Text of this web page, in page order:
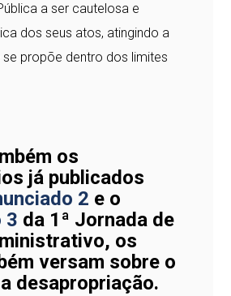
a ser cautelosa e
dos seus atos, atingindo a
se propõe dentro dos limites
os
já publicados
2 e o
3 da 1ª Jornada de
os
versam sobre o
desapropriação.